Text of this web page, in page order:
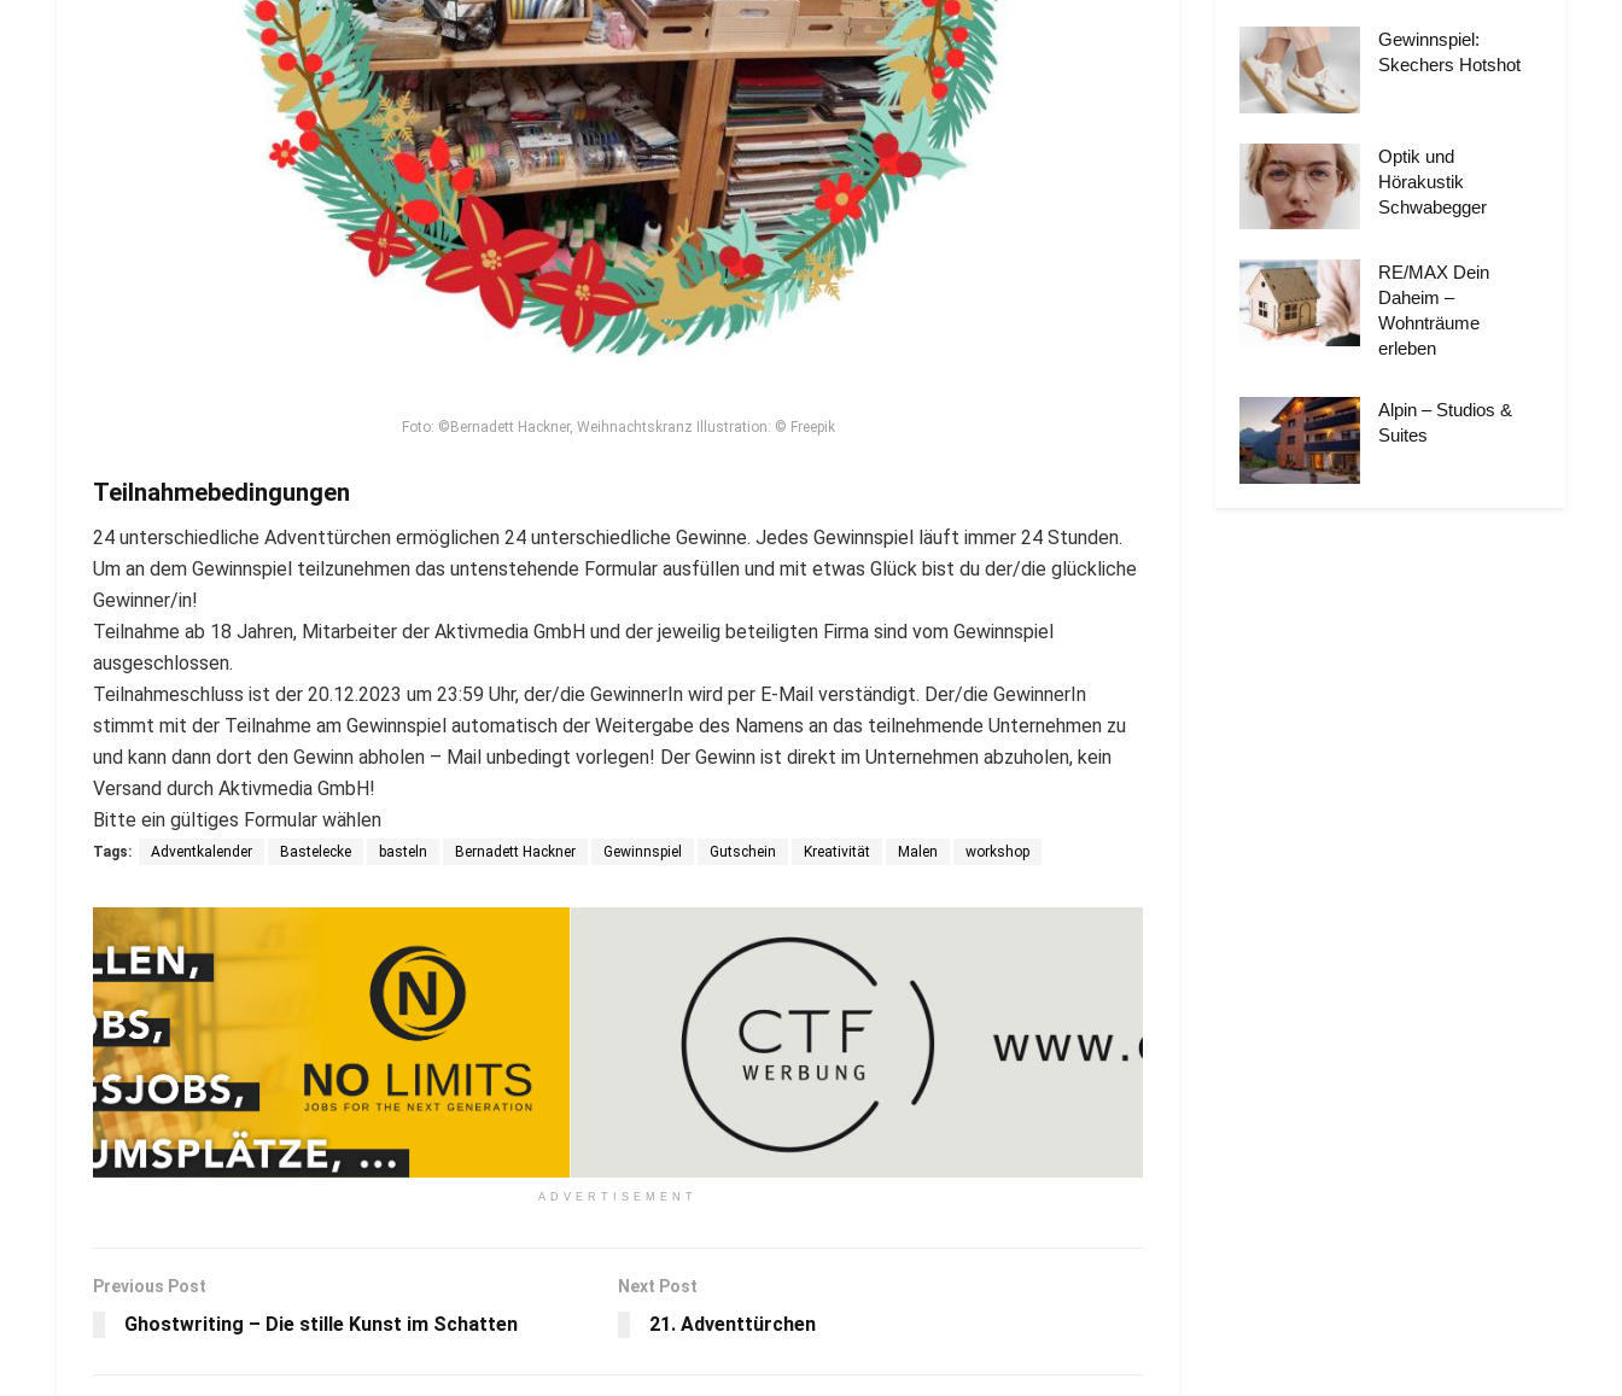
Foto: ©Bernadett Hackner, Weihnachtskranz Illustration: © Freepik
Teilnahmebedingungen
24 unterschiedliche Adventtürchen ermöglichen 24 unterschiedliche Gewinne. Jedes Gewinnspiel läuft immer 24 Stunden.
Um an dem Gewinnspiel teilzunehmen das untenstehende Formular ausfüllen und mit etwas Glück bist du der/die glückliche
Gewinner/in!
Teilnahme ab 18 Jahren, Mitarbeiter der Aktivmedia GmbH und der jeweilig beteiligten Firma sind vom Gewinnspiel
ausgeschlossen.
Teilnahmeschluss ist der 20.12.2023 um 23:59 Uhr, der/die GewinnerIn wird per E-Mail verständigt. Der/die GewinnerIn
stimmt mit der Teilnahme am Gewinnspiel automatisch der Weitergabe des Namens an das teilnehmende Unternehmen zu
und kann dann dort den Gewinn abholen – Mail unbedingt vorlegen! Der Gewinn ist direkt im Unternehmen abzuholen, kein
Versand durch Aktivmedia GmbH!
Bitte ein gültiges Formular wählen
Tags: Adventkalender Bastelecke basteln Bernadett Hackner Gewinnspiel Gutschein Kreativität Malen workshop
ADVERTISEMENT
Previous Post
Ghostwriting – Die stille Kunst im Schatten
Next Post
21. Adventtürchen
Gewinnspiel:
Skechers Hotshot
Optik und
Hörakustik
Schwabegger
RE/MAX Dein
Daheim –
Wohnträume
erleben
Alpin – Studios &
Suites